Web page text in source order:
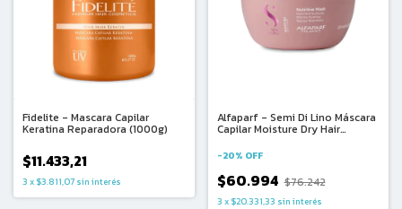
Fidelite - Mascara Capilar
Keratina Reparadora (1000g)
$11.433,21
3 x $3.811,07 sin interés
Alfaparf - Semi Di Lino Máscara
Capilar Moisture Dry Hair
-20% OFF
$60.994 $76.242
3 x $20.331,33 sin interés